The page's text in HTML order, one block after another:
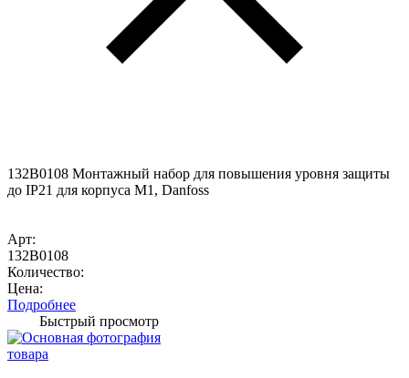
132B0108 Монтажный набор для повышения уровня защиты
до IP21 для корпуса M1, Danfoss
Арт:
132B0108
Количество:
Цена:
Подробнее
Быстрый просмотр